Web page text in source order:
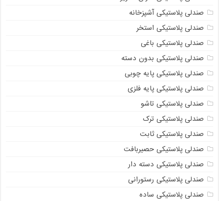
صندلی پلاستیکی آشپزخانه
صندلی پلاستیکی استخر
صندلی پلاستیکی باغی
صندلی پلاستیکی بدون دسته
صندلی پلاستیکی پایه چوبی
صندلی پلاستیکی پایه فلزی
صندلی پلاستیکی تاشو
صندلی پلاستیکی ترک
صندلی پلاستیکی ثابت
صندلی پلاستیکی حصیربافت
صندلی پلاستیکی دسته دار
صندلی پلاستیکی رستورانی
صندلی پلاستیکی ساده